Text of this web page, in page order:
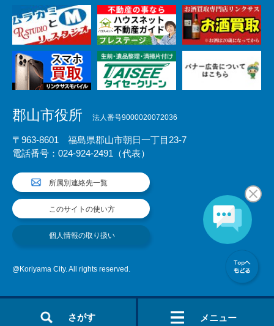
さがす メニュー
郡山市役所 法人番号9000020072036
〒963-8601 福島県郡山市朝日一丁目23-7
電話番号：024-924-2491（代表）
所属別連絡先一覧
このサイトの使い方
個人情報の取り扱い
@Koriyama City. All rights reserved.